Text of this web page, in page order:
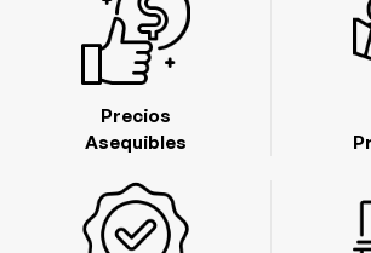
Precios
Asequibles